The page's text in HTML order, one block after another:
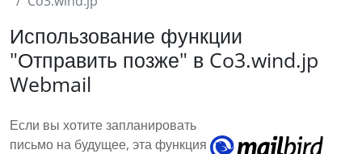
Использование функции
"Отправить позже" в Co3.wind.jp
Webmail
Если вы хотите запланировать
письмо на будущее, эта функция